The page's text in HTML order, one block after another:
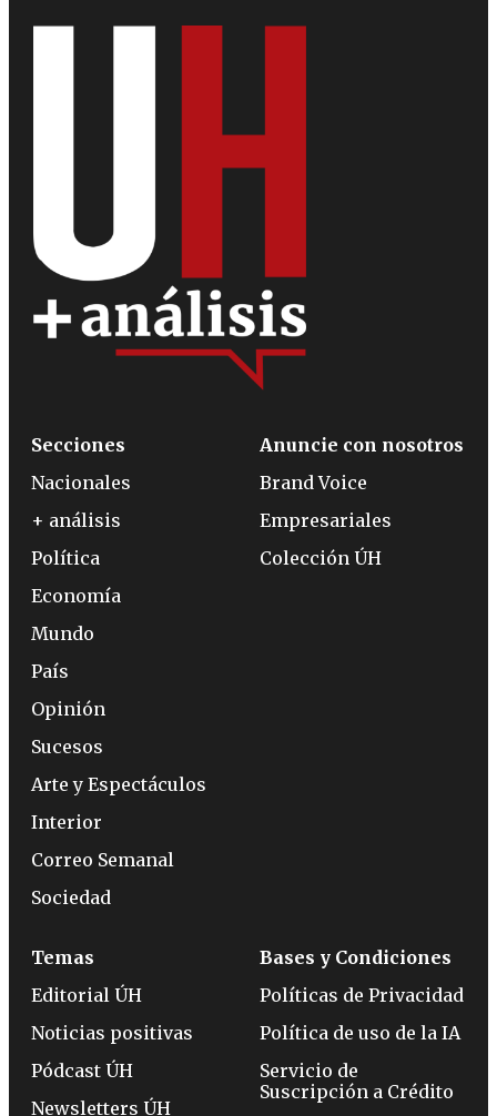
Secciones
Nacionales
+ análisis
Política
Economía
Mundo
País
Opinión
Sucesos
Arte y Espectáculos
Interior
Correo Semanal
Sociedad
Anuncie con nosotros
Brand Voice
Empresariales
Colección ÚH
Temas
Editorial ÚH
Noticias positivas
Pódcast ÚH
Newsletters ÚH
Bases y Condiciones
Políticas de Privacidad
Política de uso de la IA
Servicio de
Suscripción a Crédito